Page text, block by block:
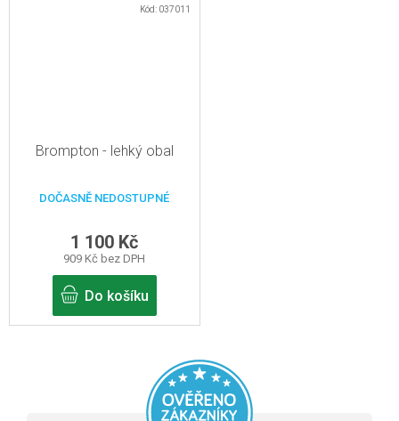
Brompton - lehký obal
DOČASNĚ NEDOSTUPNÉ
909 Kč bez DPH
1 100 Kč
Do košíku
Kód: 037011